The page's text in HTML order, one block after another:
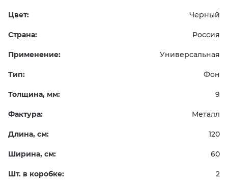
Цвет: Черный
Страна: Россия
Применение: Универсальная
Тип: Фон
Толщина, мм: 9
Фактура: Металл
Длина, см: 120
Ширина, см: 60
Шт. в коробке: 2